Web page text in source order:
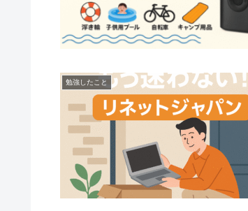
勉強したこと